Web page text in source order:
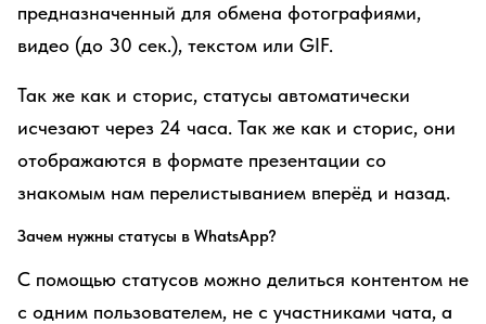
предназначенный для обмена фотографиями,
видео (до 30 сек.), текстом или GIF.
Так же как и сторис, статусы автоматически
исчезают через 24 часа. Так же как и сторис, они
отображаются в формате презентации со
знакомым нам перелистыванием вперёд и назад.
Зачем нужны статусы в WhatsApp?
С помощью статусов можно делиться контентом не
с одним пользователем, не с участниками чата, а